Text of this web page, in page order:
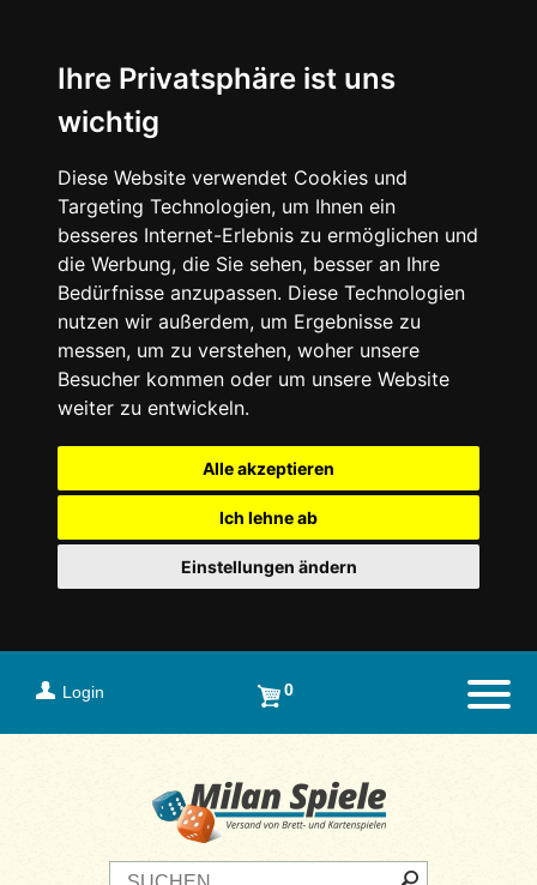
Ihre Privatsphäre ist uns
wichtig
Diese Website verwendet Cookies und
Targeting Technologien, um Ihnen ein
besseres Internet-Erlebnis zu ermöglichen und
die Werbung, die Sie sehen, besser an Ihre
Bedürfnisse anzupassen. Diese Technologien
nutzen wir außerdem, um Ergebnisse zu
messen, um zu verstehen, woher unsere
Besucher kommen oder um unsere Website
weiter zu entwickeln.
Alle akzeptieren
Ich lehne ab
Einstellungen ändern
Login 0